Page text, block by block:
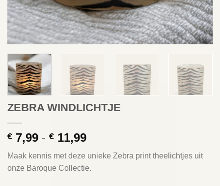
ZEBRA WINDLICHTJE
€ 7,99 - € 11,99Prijsklasse:
€ 7,99
tot
€ 11,99
Maak kennis met deze unieke Zebra print theelichtjes uit
onze Baroque Collectie.